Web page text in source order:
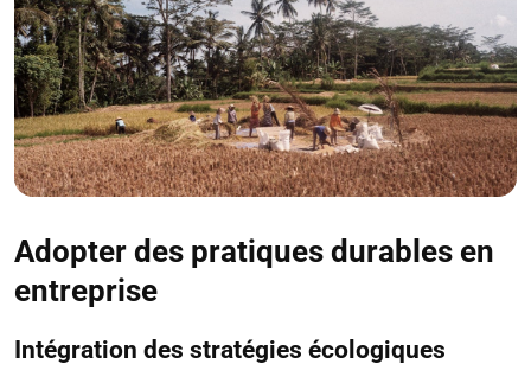
Adopter des pratiques durables en
entreprise
Intégration des stratégies écologiques